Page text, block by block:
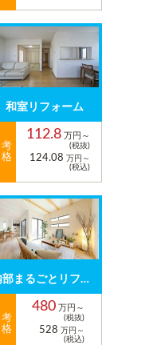
和室リフォーム
112.8 万円～
(税抜)
124.08 万円～
(税込)
内部まるごとリフォーム
480 万円～
(税抜)
528 万円～
(税込)